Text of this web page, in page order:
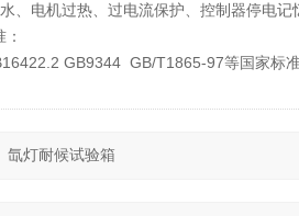
、电机过热、过电流保护、控制器停电记
GB9344 GB/T1865-97等国家标